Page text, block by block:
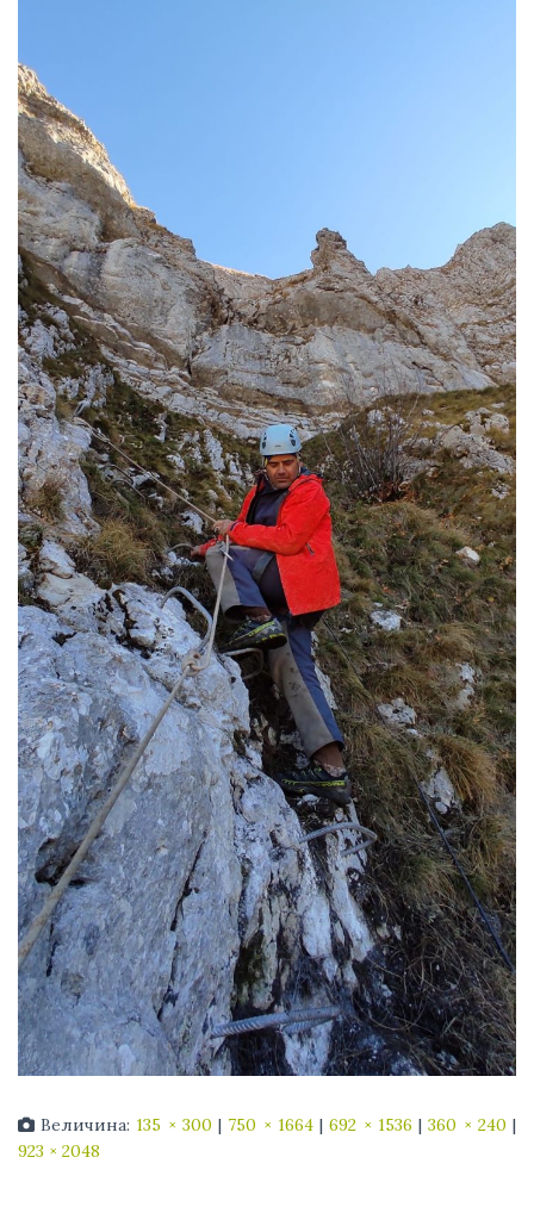
Величина: 135 × 300 | 750 × 1664 | 692 × 1536 | 360 × 240 |
923 × 2048